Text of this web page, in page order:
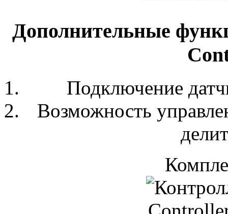
Дополнительные
Подключение
Возможность